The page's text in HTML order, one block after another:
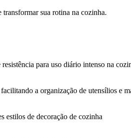
transformar sua rotina na cozinha.
para uso diário intenso na
a organização de utensílios e
estilos de decoração de cozinha